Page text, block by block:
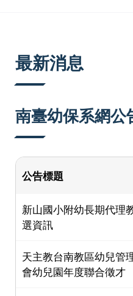
最新消息
南臺幼保系網公
公告標題
新山國小附幼長期代理
選資訊
天主教台南教區幼兒管
會幼兒園年度聯合徵才